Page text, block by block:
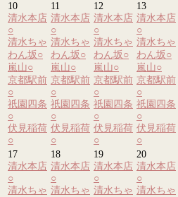
10
清水本店
○
清水ちゃ
わん坂○
嵐山○
京都駅前
○
祇園四条
○
伏見稲荷
○
11
清水本店
○
清水ちゃ
わん坂○
嵐山○
京都駅前
○
祇園四条
○
伏見稲荷
○
12
清水本店
○
清水ちゃ
わん坂○
嵐山○
京都駅前
○
祇園四条
○
伏見稲荷
○
13
清水本店
○
清水ちゃ
わん坂○
嵐山○
京都駅前
○
祇園四条
○
伏見稲荷
○
17
清水本店
○
清水ちゃ
18
清水本店
○
清水ちゃ
19
清水本店
○
清水ちゃ
20
清水本店
○
清水ちゃ